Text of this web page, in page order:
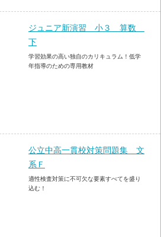
ジュニア新演習 小３ 算数
下
学習効果の高い独自のカリキュラム！低学
年指導のための専用教材
公立中高一貫校対策問題集 文
系Ｆ
適性検査対策に不可欠な要素すべてを盛り
込む！